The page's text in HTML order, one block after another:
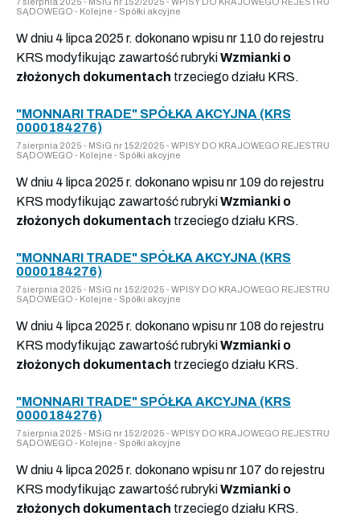
SĄDOWEGO - Kolejne - Spółki akcyjne
W dniu 4 lipca 2025 r. dokonano wpisu nr 110 do rejestru
KRS modyfikując zawartość rubrykiWzmianki o
złożonych dokumentach trzeciego działu KRS.
"MONNARI TRADE" SPÓŁKA AKCYJNA (KRS
0000184276)
7 sierpnia 2025 - MSiG nr 152/2025 - WPISY DO KRAJOWEGO REJESTRU
SĄDOWEGO - Kolejne - Spółki akcyjne
W dniu 4 lipca 2025 r. dokonano wpisu nr 109 do rejestru
KRS modyfikując zawartość rubrykiWzmianki o
złożonych dokumentach trzeciego działu KRS.
"MONNARI TRADE" SPÓŁKA AKCYJNA (KRS
0000184276)
7 sierpnia 2025 - MSiG nr 152/2025 - WPISY DO KRAJOWEGO REJESTRU
SĄDOWEGO - Kolejne - Spółki akcyjne
W dniu 4 lipca 2025 r. dokonano wpisu nr 108 do rejestru
KRS modyfikując zawartość rubrykiWzmianki o
złożonych dokumentach trzeciego działu KRS.
"MONNARI TRADE" SPÓŁKA AKCYJNA (KRS
0000184276)
7 sierpnia 2025 - MSiG nr 152/2025 - WPISY DO KRAJOWEGO REJESTRU
SĄDOWEGO - Kolejne - Spółki akcyjne
W dniu 4 lipca 2025 r. dokonano wpisu nr 107 do rejestru
KRS modyfikując zawartość rubrykiWzmianki o
złożonych dokumentach trzeciego działu KRS.